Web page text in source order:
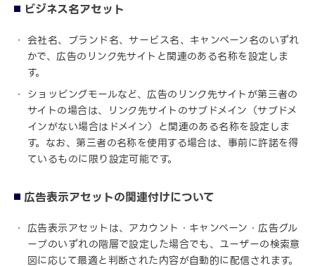
ビジネス名アセット
会社名、ブランド名、サービス名、キャンペーン名のいずれ
かで、広告のリンク先サイトと関連のある名称を設定しま
す。
ショッピングモールなど、広告のリンク先サイトが第三者の
サイトの場合は、リンク先サイトのサブドメイン（サブドメ
インがない場合はドメイン）と関連のある名称を設定しま
す。なお、第三者の名称を使用する場合は、事前に許諾を得
ているものに限り設定可能です。
広告表示アセットの関連付けについて
広告表示アセットは、アカウント・キャンペーン・広告グル
ープのいずれの階層で設定した場合でも、ユーザーの検索意
図に応じて最適と判断された内容が自動的に配信されます。